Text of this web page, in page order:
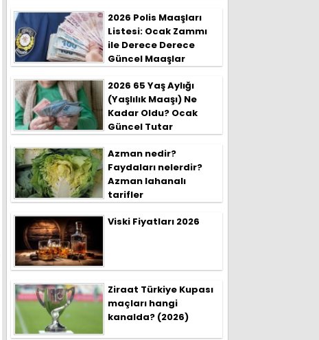
2026 Polis Maaşları
Listesi: Ocak Zammı
ile Derece Derece
Güncel Maaşlar
2026 65 Yaş Aylığı
(Yaşlılık Maaşı) Ne
Kadar Oldu? Ocak
Güncel Tutar
Azman nedir?
Faydaları nelerdir?
Azman lahanalı
tarifler
Viski Fiyatları 2026
Ziraat Türkiye Kupası
maçları hangi
kanalda? (2026)